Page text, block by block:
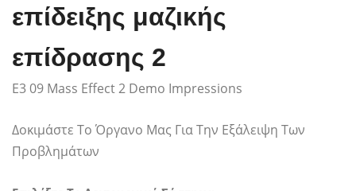
επίδειξης μαζικής
επίδρασης 2
E3 09 Mass Effect 2 Demo Impressions
Δοκιμάστε Το Όργανο Μας Για Την Εξάλειψη Των
Προβλημάτων